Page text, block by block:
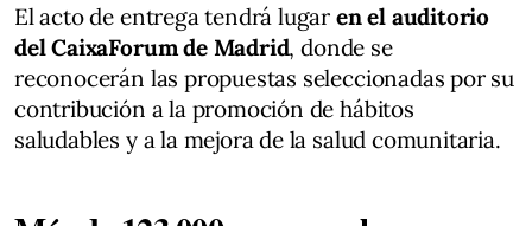
El acto de entrega tendrá lugar en el auditorio
del CaixaForum de Madrid, donde se
reconocerán las propuestas seleccionadas por su
contribución a la promoción de hábitos
saludables y a la mejora de la salud comunitaria.